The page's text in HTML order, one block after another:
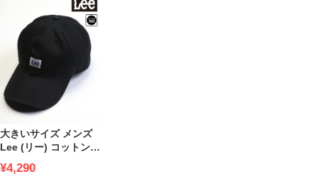
大きいサイズ メンズ
Lee (リー) コットン
ーキャップ
¥4,290